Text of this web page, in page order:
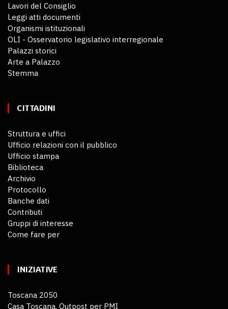
Lavori del Consiglio
Leggi atti documenti
Organismi istituzionali
OLI - Osservatorio legislativo interregionale
Palazzi storici
Arte a Palazzo
Stemma
CITTADINI
Struttura e uffici
Ufficio relazioni con il pubblico
Ufficio stampa
Biblioteca
Archivio
Protocollo
Banche dati
Contributi
Gruppi di interesse
Come fare per
INIZIATIVE
Toscana 2050
Casa Toscana. Outpost per PMI